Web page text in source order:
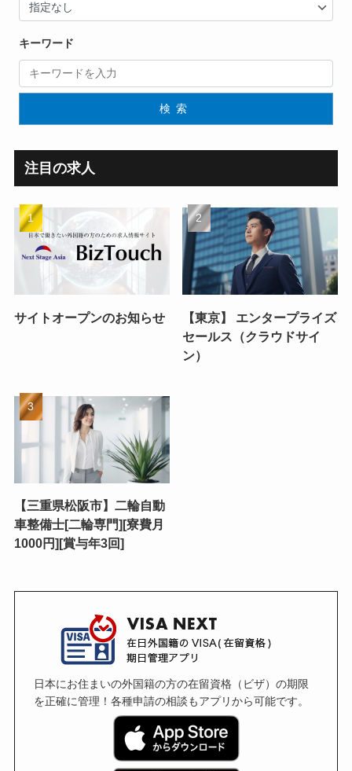
キーワード
検索
注目の求人
サイトオープンのお知らせ
【東京】 エンタープライズ
セールス（クラウドサイ
ン）
【三重県松阪市】二輪自動
車整備士[二輪専門][寮費月
1000円][賞与年3回]
日本にお住まいの外国籍の方の在留資格（ビザ）の期限
を正確に管理！各種申請の相談もアプリから可能です。